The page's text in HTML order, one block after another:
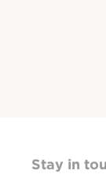
Stay in